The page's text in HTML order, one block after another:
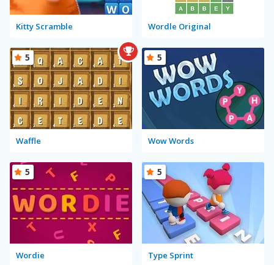
Kitty Scramble Wordle Original
Waffle
5
Wow Words
5
Wordie
5
Type Sprint
5